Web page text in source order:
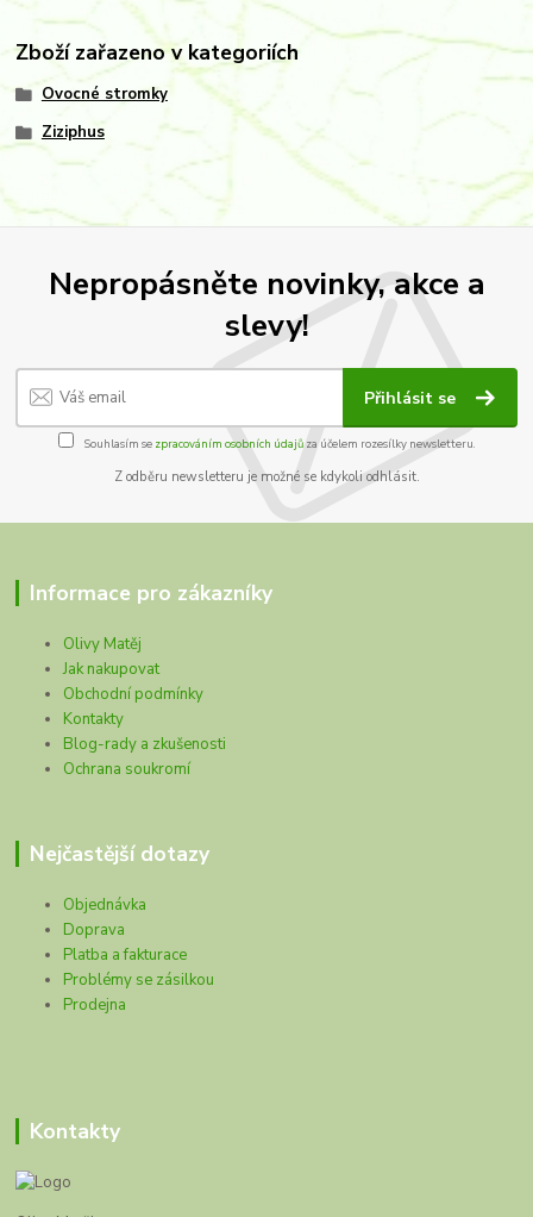
Zboží zařazeno v kategoriích
Ovocné stromky
Ziziphus
Nepropásněte novinky, akce a
slevy!
Přihlásit se
Souhlasím se zpracováním osobních údajůza účelem rozesílky newsletteru.
Z odběru newsletteru je možné se kdykoli odhlásit.
Informace pro zákazníky
Olivy Matěj
Jak nakupovat
Obchodní podmínky
Kontakty
Blog-rady a zkušenosti
Ochrana soukromí
Nejčastější dotazy
Objednávka
Doprava
Platba a fakturace
Problémy se zásilkou
Prodejna
Kontakty